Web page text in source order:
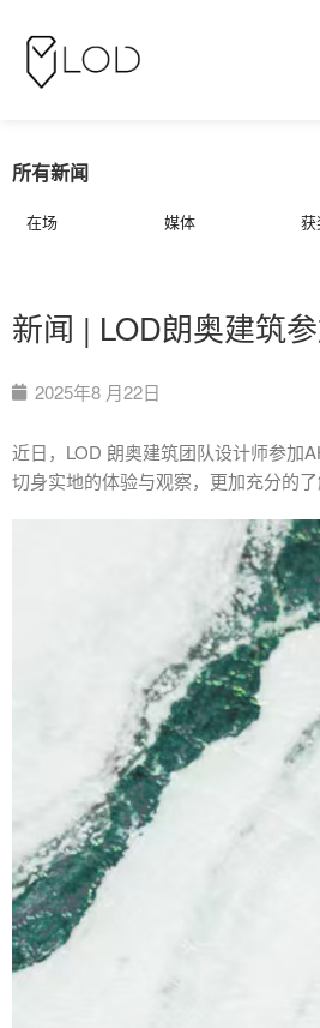
所有新闻
在场 媒体
新闻 | LOD朗奥建筑
2025年8 月22日
近日，LOD 朗奥建筑团队设计师参
切身实地的体验与观察，更加充分的